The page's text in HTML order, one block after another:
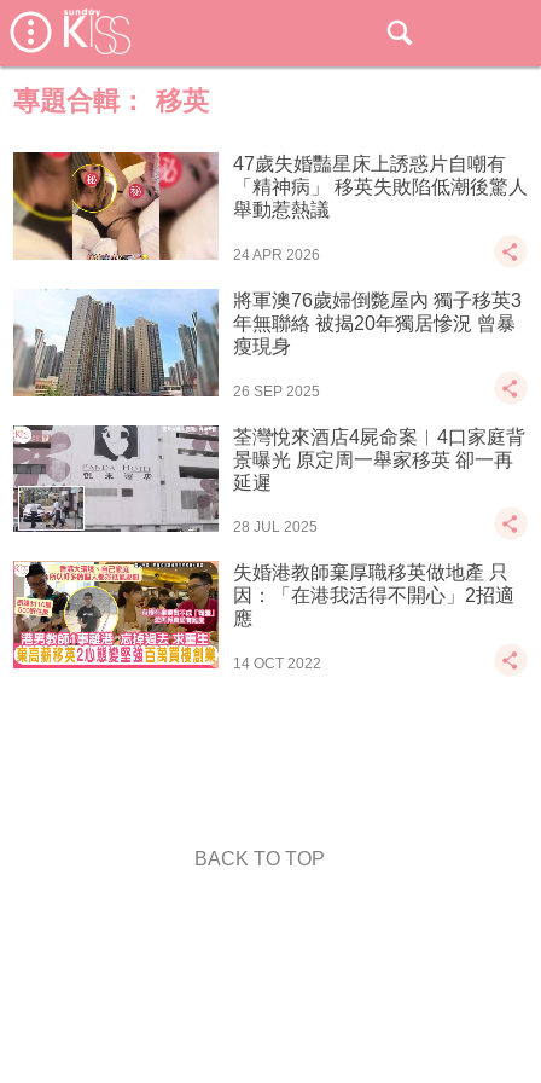
專題合輯： 移英
47歲失婚豔星床上誘惑片自嘲有
「精神病」 移英失敗陷低潮後驚人
舉動惹熱議
24 APR 2026
將軍澳76歲婦倒斃屋內 獨子移英3
年無聯絡 被揭20年獨居慘況 曾暴
瘦現身
26 SEP 2025
荃灣悅來酒店4屍命案︱4口家庭背
景曝光 原定周一舉家移英 卻一再
延遲
28 JUL 2025
失婚港教師棄厚職移英做地產 只
因：「在港我活得不開心」2招適
應
14 OCT 2022
BACK TO TOP